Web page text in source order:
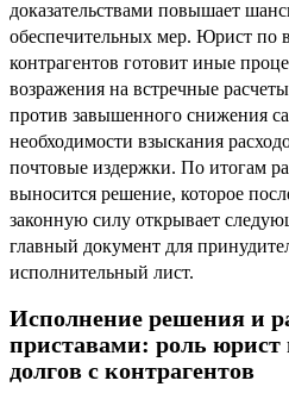
доказательствами повышает
обеспечительных мер. Юрист по
контрагентов готовит иные
возражения на встречные
против завышенного снижения
необходимости взыскания
почтовые издержки. По итогам
выносится решение, которое
законную силу открывает
главный документ для
исполнительный лист.
Исполнение решения и
приставами: роль
долгов с контрагентов